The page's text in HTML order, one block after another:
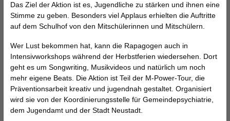
Das Ziel der Aktion ist es, Jugendliche zu stärken und ihnen eine
Stimme zu geben. Besonders viel Applaus erhielten die Auftritte
auf dem Schulhof von den Mitschülerinnen und Mitschülern.
Wer Lust bekommen hat, kann die Rapagogen auch in
Intensivworkshops während der Herbstferien wiedersehen. Dort
geht es um Songwriting, Musikvideos und natürlich um noch
mehr eigene Beats. Die Aktion ist Teil der M-Power-Tour, die
Präventionsarbeit kreativ und jugendnah gestaltet. Organisiert
wird sie von der Koordinierungsstelle für Gemeindepsychiatrie,
dem Jugendamt und der Stadt Neustadt.